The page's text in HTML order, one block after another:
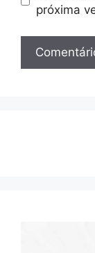
próxima